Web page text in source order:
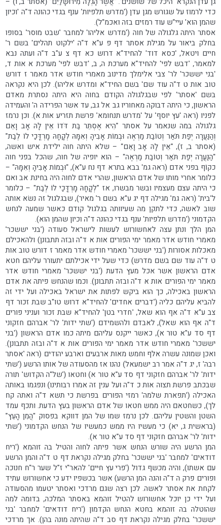
כדי לרמוז על שגורש מגן עדן ('מדרש תלפיות' ענף בגדי כהונה ד"ה 'וכיון
שהמן הוא' עיי"ש עוד רמזים בזה ואכמ"ל).
אסתר היתה גלגולה של חוה ('מדרש אליהו' למחבר 'שבט מוסר' בסופו
בחלק ביאור על מגילת אסתר דף פ ע"א ד"ה 'ילקוט תהלים' בשם ר'
חיים ויטאל, 'כסא דוד' להחיד"א דרוש כא דף צ ע"ב ד"ה ועתה נבא
למאמר, 'דבש לפי' להחיד"א מערכת ה, ב, 'דבש לפי' מערכת א אות ד,
'בני יששכר' לר' צבי אלימלך מדינוב מאמרי חודש אדר מאמר ז דורש
טוב אות ט ד"ה עוד שם' בשם החיד"א ומדרש אליהו). לכן היא נקראה
בשם 'אסתר' לפי שבגלגולה הקודם בחוה היא היתה נסתרת מאדם
הראשון, כי היתה דבוקה מאחוריו גב אל גב, עד אשר הפרידה ה' והעמידה
לפניו (ראה 'עץ יוסף' על 'מדרש תנחומא' פרשת תזריע אות א). וכן נרמז
גלגולה במה שנאמר על אסתר "הִיא אֶסְתֵּר בַּת דֹּדוֹ אֵין לָהּ אָב וָאֵם
וְהַנַּעֲרָה יְפַת תֹּאַר וְטוֹבַת מַרְאֶה וּבְמוֹת אָבִיהָ וְאִמָּהּ לְקָחָהּ מָרְדֳּכַי לוֹ לְבַת"
(אסתר ב, ז), "אֵין לָהּ אָב וָאֵם" – שלא היתה חוה ילידת איש ואשה,
"הַנַּעֲרָה יְפַת תֹּאַר וְטוֹבַת מַרְאֶה" – הוא יופיה של חוה, שהכל בפני חוה
כקוֹף בפני אדם (ראה גמ' בבא בתרא דף נח ע"א), "וּבְמוֹת אָבִיהָ וְאִמָּהּ" –
כלומר אחרי מותו של אדם הראשון, שהרי אדם לחוה היה בחינת אב ואם
כי היתה עצם מעצמיו ובשר מבשרו, אז "לְקָחָהּ מָרְדֳּכַי לוֹ לְבַת" – כלומר
ל'בית' (ראה גמ' מגילה דף יג ע"א בשם ר' מאיר), שבגלגול זה נשׂא אותה
שוב לאשה, כדי לתקן מה שעיוותה בגלגול קודם כאשר שמעה לנחש
הקדמוני ('מדרש תלפיות' ענף בגדי כהונה ד"ה וכיון שהמן הוא).
המן הלך ונתן עצה לאחשורוש לעשות לישראל סעודה ('בני יששכר'
מאמרי חודש אדר מאמר ימי הפורים אות א ד"ה ובזה תתבונן) ולהאכילם
מאכלות אסורות ('בני יששכר' מאמרי חודש אדר מאמר ז דורש טוב אות
ט ד"ה עוד שם בשם מדרש) כדי שעל ידי אכילתם יתעורר עליהם חטא
אדם הראשון אשר אכל מעץ הדעת ('בני יששכר' מאמרי חודש אדר
מאמר ימי הפורים אות א ד"ה ובזה תתבונן). וכמו שהנחש פיתה את אדם
הראשון באכילה, כך הוא ביקש לפתות את ישראל באכילה ועל ידי זה
להביא עליהם כליה ('דברים אחדים' להחיד"א דרוש טו"ב שבת זכור דף
צב ע"א ד"ה אף הוא שאל, 'חדרי בטן' להחיד"א שבת זכור ועניני פורים
ד"ה אף הוא שאל), לאבדם ולהשמידם ('שתי ידות' לר' אברהם חזקוני
דף סד ע"א טור א), כאשר ייקנס עליהם מיתה כמו אדם הראשון ('בני
יששכר' מאמרי חודש אדר מאמר ימי הפורים אות א ד"ה ובזה תתבונן).
ואכן שמונה עשרה אלף וחמש מאות ארבעים וארבע יהודים (ראה 'אסתר
רבה' ז, יג ד"ה אמר רב ישמעאל) נהנו אז מהסעודה של אותו הרשע ('שתי
ידות' לר' אברהם חזקוני דף סד ע"א טור א) וחטאו ('של"ה הקדוש' תורה
שבכתב פרשת תצוה אות כ ד"ה ועל ענין זה אמרו רבותינו) ונפגמו באותה
האכילה ('תפארת שלמה' רמזי הפורים בפרשת כי תשא ד"ה ואתה קח
לך), כשחטאם היה ממש חטאו של אדם הראשון בעץ הדעת. ותכף עמד
השטן והשטין עליהם. לכן נרמז שמו של המן דווקא בפסוק "הֲמִן הָעֵץ"
(בראשית ג, יא) כי מעשיו היו ממש כמעשיו של הנחש הקדמוני ('שתי
ידות' לר' אברהם חזקוני דף סד ע"א טור א).
המן הרשע היה שורש הנחש אשר פיתה לחוה והטיל בה זוהמא ('ריח
דודאים' למחבר 'בני יששכר' בחלק מגילה נקראת דף ט ד"ה והמן הרשע
עם אשתו), והיה מכשף גדול ('פרי עץ חיים' להאר"י ז"ל שער ר"ח חנוכה
ופורים פרק ה ד"ה והנה המן הרשע) אשר בכשפיו ידע כי אחשורוש עתיד
לקחת את אסתר לאשה. לכן רצה שגם מרדכי ואסתר יטעמו מהסעודה
ועל ידי כן יוכל אחשורוש להטיל זוהמא באסתר המלכה, בדומה למה
שהוטלה בה זוהמא בחטא הנחש הקדמון ('ריח דודאים' למחבר 'בני
יששכר' בחלק מגילה נקראת דף סב ד"ה שהיתה מונה בהן). אך מרדכי